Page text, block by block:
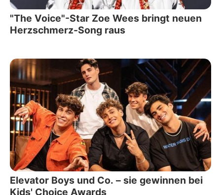
"The Voice"-Star Zoe Wees bringt neuen
Herzschmerz-Song raus
Elevator Boys und Co. – sie gewinnen bei
Kids' Choice Awards